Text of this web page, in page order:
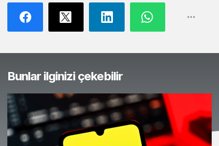
Bunlar ilginizi çekebilir